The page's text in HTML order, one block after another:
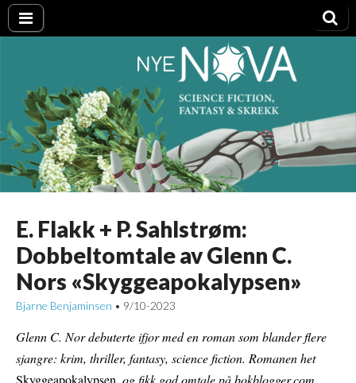
Nye NOVA
E. Flakk + P. Sahlstrøm:
Dobbeltomtale av Glenn C.
Nors «Skyggeapokalypsen»
Bjarne Benjaminsen • 9/10-2023
Glenn C. Nor debuterte ifjor med en roman som blander flere
sjangre: krim, thriller, fantasy, science fiction. Romanen het
Skyggeapokalypsen, og fikk god omtale på bokblogger.com